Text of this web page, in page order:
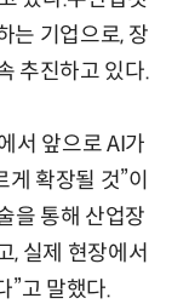
는 기업으로, 장
추진하고 있다.
서 앞으로 AI가
확장될 것”이
을 통해 산업장
, 실제 현장에서
”고 말했다.